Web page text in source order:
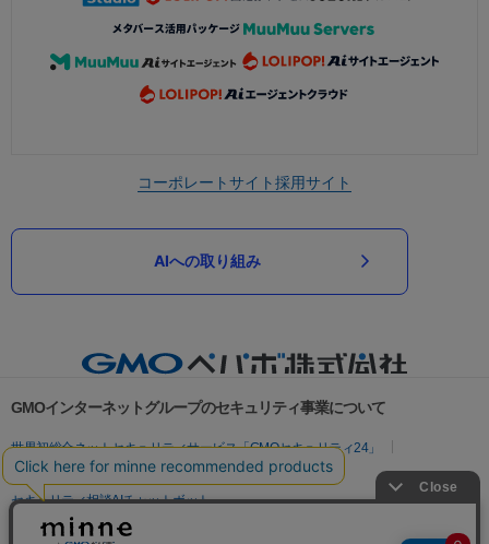
コーポレートサイト採用サイト
AIへの取り組み
GMOインターネットグループのセキュリティ事業について
世界初総合ネットセキュリティサービス「GMOセキュリティ24」
パスワード漏洩診断
Webサイトリスク診断
セキュリティ相談AIチャットボット
実在証明・盗聴対策